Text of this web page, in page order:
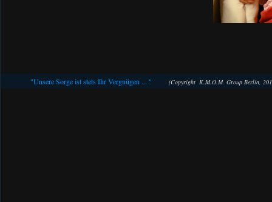
"Unsere Sorge ist stets Ihr Vergnügen ... " (Copyright K.M.O.M. Group Berlin,